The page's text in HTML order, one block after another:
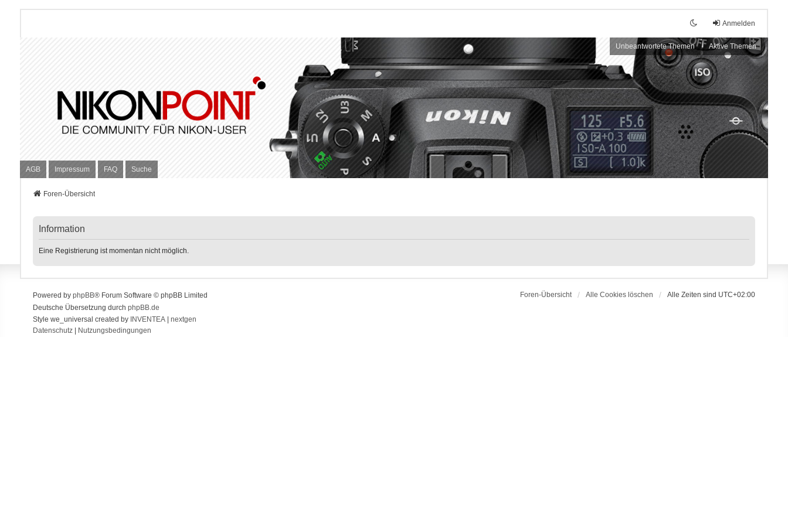
Anmelden
Unbeantwortete Themen Aktive Themen
AGB Impressum FAQ Suche
Foren-Übersicht
Information
Eine Registrierung ist momentan nicht möglich.
Foren-Übersicht Alle Cookies löschen Alle Zeiten sind UTC+02:00
Powered by phpBB® Forum Software © phpBB Limited
Deutsche Übersetzung durch phpBB.de
Style we_universal created by INVENTEA| nextgen
Datenschutz| Nutzungsbedingungen